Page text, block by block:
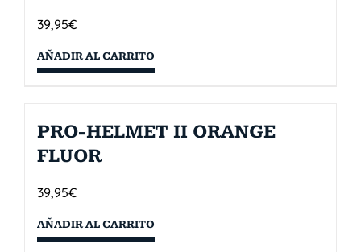
39,95€
AÑADIR AL CARRITO
PRO-HELMET II ORANGE
FLUOR
39,95€
AÑADIR AL CARRITO